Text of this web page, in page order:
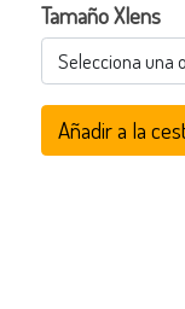
Tamaño Xlens
Selecciona una
Añadir a la